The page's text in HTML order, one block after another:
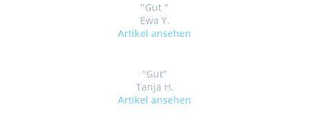
"Gut "
Ewa Y.
Artikel ansehen
"Gut"
Tanja H.
Artikel ansehen